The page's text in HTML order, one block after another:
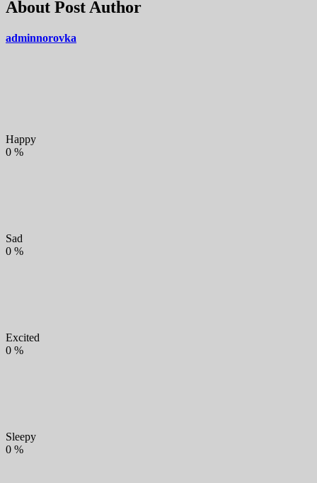
About Post Author
adminnorovka
Happy
0 %
Sad
0 %
Excited
0 %
Sleepy
0 %